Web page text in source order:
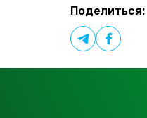
Поделиться: